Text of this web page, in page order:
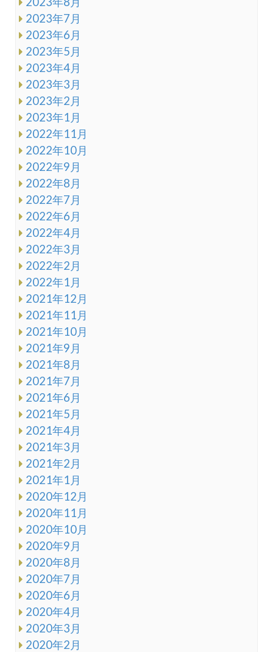
2023年7月
2023年6月
2023年5月
2023年4月
2023年3月
2023年2月
2023年1月
2022年11月
2022年10月
2022年9月
2022年8月
2022年7月
2022年6月
2022年4月
2022年3月
2022年2月
2022年1月
2021年12月
2021年11月
2021年10月
2021年9月
2021年8月
2021年7月
2021年6月
2021年5月
2021年4月
2021年3月
2021年2月
2021年1月
2020年12月
2020年11月
2020年10月
2020年9月
2020年8月
2020年7月
2020年6月
2020年4月
2020年3月
2020年2月